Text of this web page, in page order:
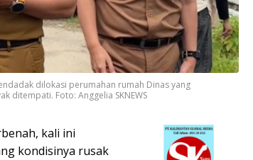
dilokasi perumahan rumah Dinas yang
ditempati. Foto: Anggelia SKNEWS
kali ini
kondisinya rusak